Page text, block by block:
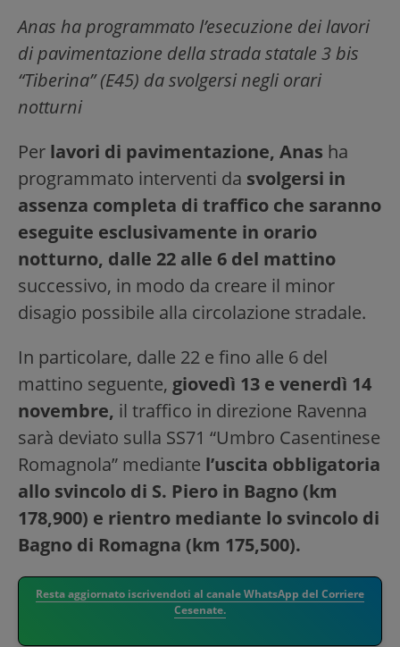
Anas ha programmato l’esecuzione dei lavori
di pavimentazione della strada statale 3 bis
“Tiberina” (E45) da svolgersi negli orari
notturni
Per lavori di pavimentazione, Anas ha
programmato interventi da svolgersi in
assenza completa di traffico che saranno
eseguite esclusivamente in orario
notturno, dalle 22 alle 6 del mattino
successivo, in modo da creare il minor
disagio possibile alla circolazione stradale.
In particolare, dalle 22 e fino alle 6 del
mattino seguente, giovedì 13 e venerdì 14
novembre, il traffico in direzione Ravenna
sarà deviato sulla SS71 “Umbro Casentinese
Romagnola” mediante l’uscita obbligatoria
allo svincolo di S. Piero in Bagno (km
178,900) e rientro mediante lo svincolo di
Bagno di Romagna (km 175,500).
Resta aggiornato iscrivendoti al canale WhatsApp del Corriere
Cesenate.